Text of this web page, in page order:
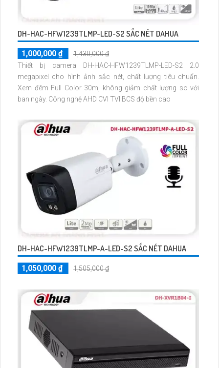
DH-HAC-HFW1239TLMP-LED-S2 SẮC NÉT DAHUA
1,000,000 ₫
1,430,000 ₫
Thiết bị camera DH-HAC-HFW1239TLMP-LED-S2 2.0
megapixel cho hình ảnh sắc nét, chất lượng tiêu chuẩn.
Xem đêm Full Color 30m, không giảm chất lượng so với
ban ngày. Công nghệ AHD CVI TVI BCS độ bền cao
DH-HAC-HFW1239TLMP-A-LED-S2 SẮC NÉT DAHUA
1,050,000 ₫ 1,505,000 ₫